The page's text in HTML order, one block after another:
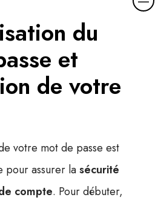
du
et
de votre
votre mot de passe est
pour assurer lasécu­rité
compte. Pour débuter,